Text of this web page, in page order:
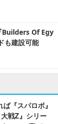
Builders Of Egy
も建設可能
『スパロボ』
戦Z』シリー